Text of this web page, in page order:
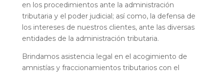
en los procedimientos ante la administración
tributaria y el poder judicial; así como, la defensa de
los intereses de nuestros clientes, ante las diversas
entidades de la administración tributaria.
Brindamos asistencia legal en el acogimiento de
amnistías y fraccionamientos tributarios con el